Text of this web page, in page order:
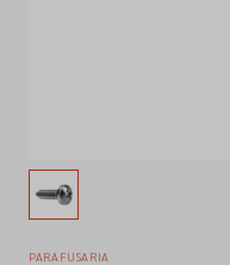
Contactos
PARAFUSARIA